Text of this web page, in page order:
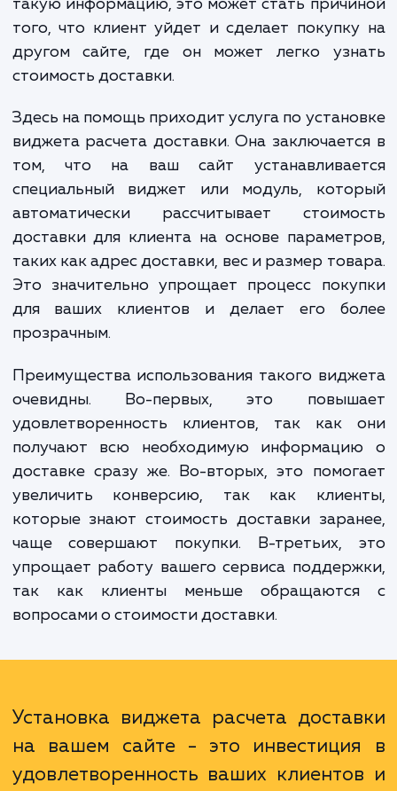
им будет стоить доставка, прежде чем
сделают покупку, и они хотят узнать
мгновенно. Если ваш сайт не
того, что клиент уйдет и сделает
другом сайте, где он может легко
стоимость доставки.
Здесь на помощь приходит услуга по
виджета расчета доставки. Она
том, что на ваш сайт
специальный виджет или модуль,
автоматически рассчитывает
таких как адрес доставки, вес и размер
Это значительно упрощает процесс
для ваших клиентов и делает его
Преимущества использования такого
очевидны. Во-первых, это
удовлетворенность клиентов, так как
получают всю необходимую
доставке сразу же. Во-вторых, это
упрощает работу вашего сервиса
так как клиенты меньше
вопросами о стоимости доставки.